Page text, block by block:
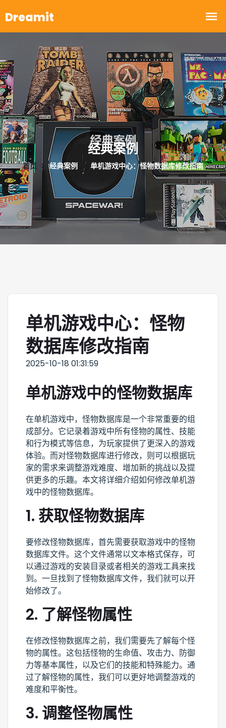
经典案例
首页 经典案例 单机游戏中心：怪物数据库修改指南
单机游戏中心：怪物
数据库修改指南
2025-10-18 01:31:59
单机游戏中的怪物数据库
在单机游戏中，怪物数据库是一个非常重要的组
成部分。它记录着游戏中所有怪物的属性、技能
和行为模式等信息，为玩家提供了更深入的游戏
体验。而对怪物数据库进行修改，则可以根据玩
家的需求来调整游戏难度、增加新的挑战以及提
供更多的乐趣。本文将详细介绍如何修改单机游
戏中的怪物数据库。
1. 获取怪物数据库
要修改怪物数据库，首先需要获取游戏中的怪物
数据库文件。这个文件通常以文本格式保存，可
以通过游戏的安装目录或者相关的游戏工具来找
到。一旦找到了怪物数据库文件，我们就可以开
始修改了。
2. 了解怪物属性
在修改怪物数据库之前，我们需要先了解每个怪
物的属性。这包括怪物的生命值、攻击力、防御
力等基本属性，以及它们的技能和特殊能力。通
过了解怪物的属性，我们可以更好地调整游戏的
难度和平衡性。
3. 调整怪物属性